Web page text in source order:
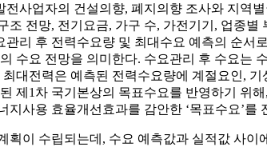
사업자의 건설의향, 폐지의향 조사와 지역
전망, 전기요금, 가구 수, 가전기기, 업종
리 후 전력수요량 및 최대수요 예측의 순서
수요 전망을 의미한다. 수요관리 후 수요는
대전력은 예측된 전력수요량에 계절요인,
제1차 국기본상의 목표수요를 반영하기 위
사용 효율개선효과를 감안한 ‘목표수요’를
이 수립되는데, 수요 예측값과 실적값 사